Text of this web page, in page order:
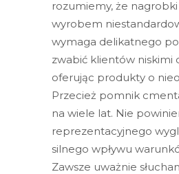
rozumiemy, że
wyrobem
wymaga delikatnego
zwabić klientów niskimi
oferując produkty o
Przecież pomnik
na wiele lat. Nie
reprezentacyjnego
silnego wpływu
Zawsze uważnie